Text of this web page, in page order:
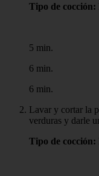
Tipo de cocción:
5 min.
6 min.
6 min.
Lavar y cortar la
verduras y darle
Tipo de cocción: